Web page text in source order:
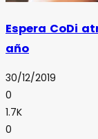
Espera CoDi
año
30/12/2019
0
1.7K
0